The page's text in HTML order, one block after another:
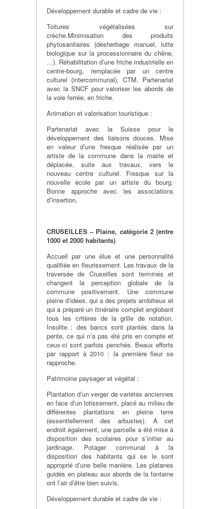
Développement durable et cadre de vie :
Toitures végétalisées sur
crèche.Minimisation des produits
phytosanitaires (désherbage manuel, lutte
biologique sur la processionnaire du chêne,
…). Réhabilitation d’une friche industrielle en
centre-bourg, remplacée par un centre
culturel (intercommunal), CTM. Partenariat
avec la SNCF pour valoriser les abords de
la voie ferrée, en friche.
Animation et valorisation touristique :
Partenariat avec la Suisse pour le
développement des liaisons douces. Mise
en valeur d’une fresque réalisée par un
artiste de la commune dans la mairie et
déplacée, suite aux travaux, vers le
nouveau centre culturel. Fresque sur la
nouvelle école par un artiste du bourg.
Bonne approche avec les associations
d’insertion.
CRUSEILLES – Plaine, catégorie 2 (entre
1000 et 2000 habitants)
Accueil par une élue et une personnalité
qualifiée en fleurissement. Les travaux de la
traversée de Cruseilles sont terminés et
changent la perception globale de la
commune positivement. Une commune
pleine d’idées, qui a des projets ambitieux et
qui a préparé un itinéraire complet englobant
tous les critères de la grille de notation.
Insolite : des bancs sont plantés dans la
pente, ce qui n’a pas été pris en compte et
ceux-ci sont parfois penchés. Beaux efforts
par rapport à 2010 : la première fleur se
rapproche.
Patrimoine paysager et végétal :
Plantation d’un verger de variétés anciennes
en face d’un lotissement, placé au milieu de
différentes plantations en pleine terre
(essentiellement des arbustes). A cet
endroit également, une parcelle a été mise à
disposition des scolaires pour s’initier au
jardinage. Potager communal à la
disposition des habitants qui se le sont
approprié d’une belle manière. Les platanes
guidés en plateau aux abords de la fontaine
ont l’air d’être bien suivis.
Développement durable et cadre de vie :